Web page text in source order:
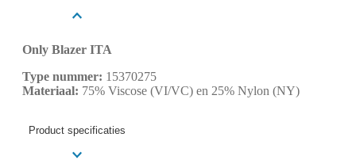
Only Blazer ITA
Type nummer: 15370275
Materiaal: 75% Viscose (VI/VC) en 25% Nylon (NY)
Product specificaties